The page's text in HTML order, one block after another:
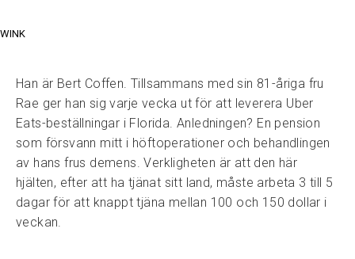
WINK
Han är Bert Coffen. Tillsammans med sin 81-åriga fru
Rae ger han sig varje vecka ut för att leverera Uber
Eats-beställningar i Florida. Anledningen? En pension
som försvann mitt i höftoperationer och behandlingen
av hans frus demens. Verkligheten är att den här
hjälten, efter att ha tjänat sitt land, måste arbeta 3 till 5
dagar för att knappt tjäna mellan 100 och 150 dollar i
veckan.